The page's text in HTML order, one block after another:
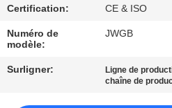
CONTACTEZ-
NOUS
Certification: CE & ISO
Numéro de
modèle:
JWGB
Surligner: Ligne de
chaîne de